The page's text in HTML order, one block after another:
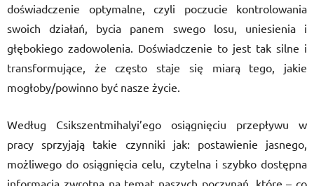
doświadczenie optymalne, czyli poczucie kontrolowania
swoich działań, bycia panem swego losu, uniesienia i
głębokiego zadowolenia. Doświadczenie to jest tak silne i
transformujące, że często staje się miarą tego, jakie
mogłoby/powinno być nasze życie.
Według Csikszentmihalyi’ego osiągnięciu przepływu w
pracy sprzyjają takie czynniki jak: postawienie jasnego,
możliwego do osiągnięcia celu, czytelna i szybko dostępna
informacja zwrotna na temat naszych poczynań, które – co